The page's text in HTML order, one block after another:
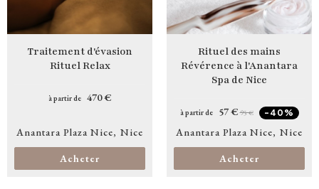
Traitement d'évasion
Rituel Relax
à partir de 470 €
Anantara Plaza Nice Nice
Acheter
Rituel des mains
Révérence à l'Anantara
Spa de Nice
à partir de 57 € 95 € -40%
Anantara Plaza Nice Nice
Acheter